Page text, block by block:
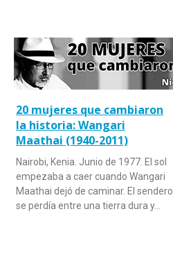
20 mujeres que cambiaron
la historia: Wangari
Maathai (1940-2011)
Nairobi, Kenia. Junio de 1977. El sol
empezaba a caer cuando Wangari
Maathai dejó de caminar. El sendero
se perdía entre una tierra dura y…